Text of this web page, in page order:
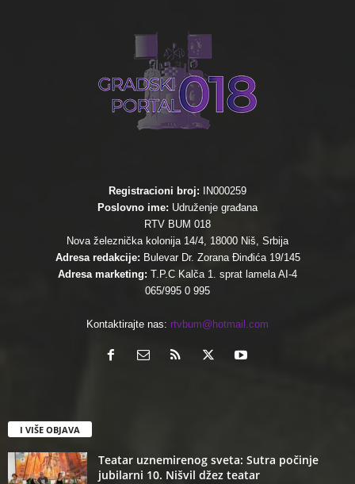
Registracioni broj: IN000259
Poslovno ime: Udruženje građana
RTV BUM 018
Nova železnička kolonija 14/4, 18000 Niš, Srbija
Adresa redakcije: Bulevar Dr. Zorana Đinđića 19/145
Adresa marketing: T.P.C Kalča 1. sprat lamela AI-4
065/995 0 995
Kontaktirajte nas: rtvbum@hotmail.com
I VIŠE OBJAVA
Teatar uznemirenog sveta: Sutra počinje
jubilarni 10. Nišvil džez teatar